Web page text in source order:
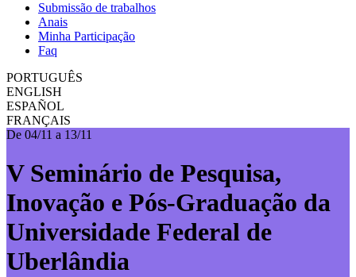
Submissão de trabalhos
Anais
Minha Participação
Faq
PORTUGUÊS
ENGLISH
ESPAÑOL
FRANÇAIS
De 04/11 a 13/11
V Seminário de Pesquisa,
Inovação e Pós-Graduação da
Universidade Federal de
Uberlândia